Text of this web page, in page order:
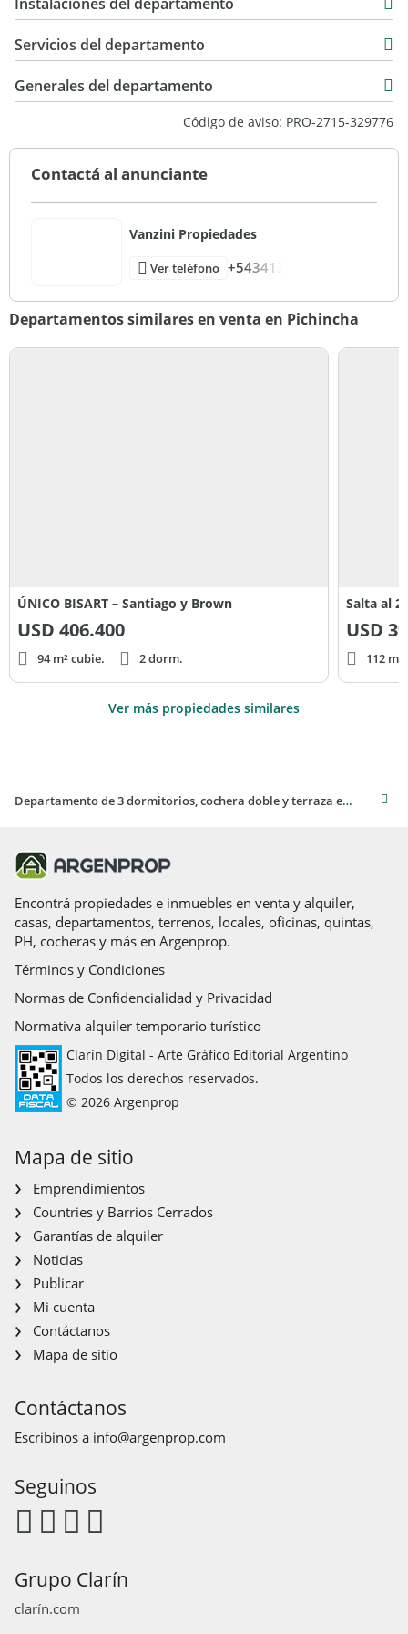
supeditada a que el propietario cumplimente el trámite ante
la AFIP para la obtención del Número de COTI
correspondiente. La información no es contractual.
Si querés saber el valor de tu propiedad, contactate con
nosotros y tasamos tu propiedad en 48hs.
163 m2
Servicios del departamento
Generales del departamento
Código de aviso: PRO-2715-329776
Contactá al anunciante
Vanzini Propiedades
Ver teléfono +543413
Departamentos similares en venta en Pichincha
ÚNICO BISART – Santiago y Brown
USD 406.400
94 m² cubie. 2 dorm.
Salta al
USD
112
Ver más propiedades similares
Departamento de 3 dormitorios, cochera doble y terraza exclusiva con jacuzzi
Encontrá propiedades e inmuebles en venta y alquiler,
casas, departamentos, terrenos, locales, oficinas, quintas,
PH, cocheras y más en Argenprop.
Términos y Condiciones
Normas de Confidencialidad y Privacidad
Normativa alquiler temporario turístico
Clarín Digital - Arte Gráfico Editorial Argentino
Todos los derechos reservados.
© 2026 Argenprop
Mapa de sitio
Emprendimientos
Countries y Barrios Cerrados
Garantías de alquiler
Noticias
Publicar
Mi cuenta
Contáctanos
Mapa de sitio
Contáctanos
Escribinos a info@argenprop.com
Seguinos
Grupo Clarín
clarín.com